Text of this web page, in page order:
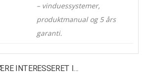
– vinduessystemer,
produktmanual og 5 års
garanti.
INTERESSERET I…